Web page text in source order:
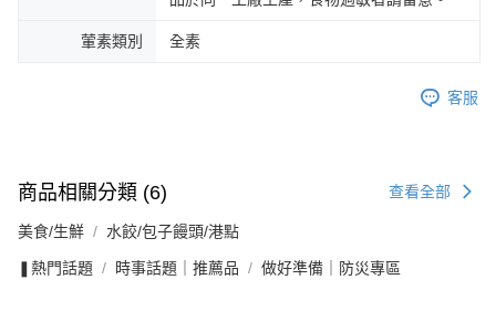
葷素類別 全素
客服
商品相關分類 (6) 查看全部
美食/生鮮 水餃/包子饅頭/港點
❚熱門話題 時事話題｜推薦品 做好準備｜防災專區